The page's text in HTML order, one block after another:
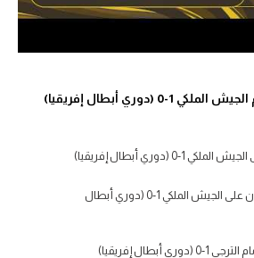
(دوري أبطال إفريقيا)
(دوري أبطال إفريقيا)
ملخص فوز نهضة بركان على الجيش الملكي 1-0 (دوري أبطال
أبطال إفريقيا)